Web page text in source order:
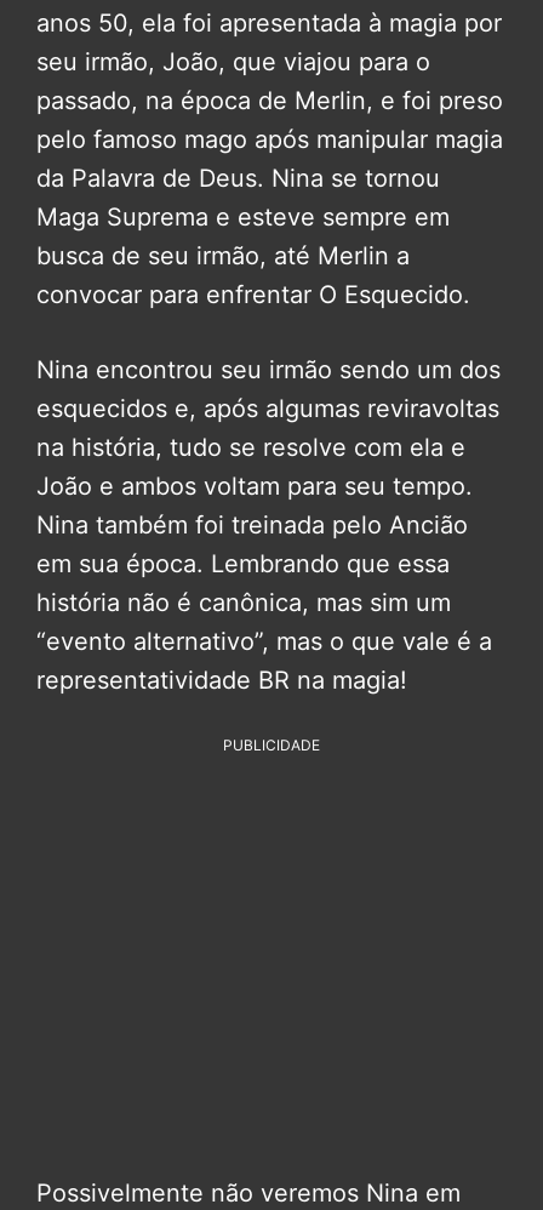
anos 50, ela foi apresentada à magia por
seu irmão, João, que viajou para o
passado, na época de Merlin, e foi preso
pelo famoso mago após manipular magia
da Palavra de Deus. Nina se tornou
Maga Suprema e esteve sempre em
busca de seu irmão, até Merlin a
convocar para enfrentar O Esquecido.
Nina encontrou seu irmão sendo um dos
esquecidos e, após algumas reviravoltas
na história, tudo se resolve com ela e
João e ambos voltam para seu tempo.
Nina também foi treinada pelo Ancião
em sua época. Lembrando que essa
história não é canônica, mas sim um
“evento alternativo”, mas o que vale é a
representatividade BR na magia!
PUBLICIDADE
Possivelmente não veremos Nina em